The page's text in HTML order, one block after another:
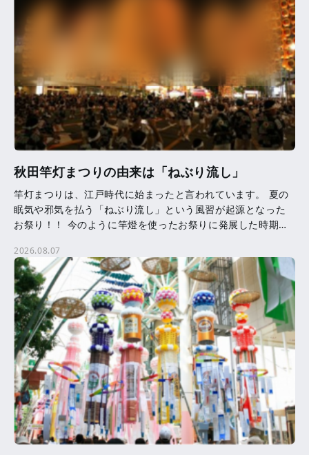
秋田竿灯まつりの由来は「ねぶり流し」
竿灯まつりは、江戸時代に始まったと言われています。 夏の
眠気や邪気を払う「ねぶり流し」という風習が起源となった
お祭り！！ 今のように竿燈を使ったお祭りに発展した時期等
[…]
2026.08.07